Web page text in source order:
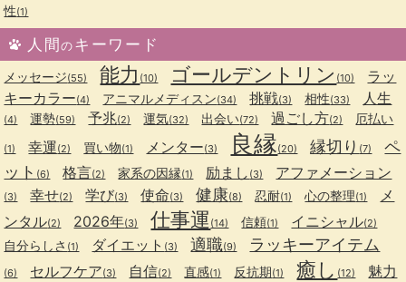
性(1)
人間のキーワード
メッセージ(55) 能力 (10) ゴールデントリン (10)
ラッ
キーカラー(4) アニマルメディスン(34) 挑戦(3) 相性(33) 人生
(4) 運勢(59) 予兆(2) 運気(32) 出会い(72) 過ごし方(2) 厄払い
(1) 幸運(2) 買い物(1) メンター(3) 良縁(20) 縁切り (7)
ペ
ット (6) 格言(2) 家系の因縁(1) 励まし (3) アファメーション
(3) 幸せ(2) 学び(3) 使命(3) 健康(8) 忍耐(1) 心の整理(1)
メ
ンタル(2) 2026年(3) 仕事運 (14) 信頼(1) イニシャル(2)
自分らしさ (1) ダイエット (3) 適職(9) ラッキーアイテム
(6) セルフケア(3) 自信(2) 直感(1) 反抗期(1) 癒し (12) 魅力